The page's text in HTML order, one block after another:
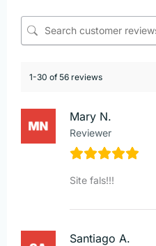
1-30 of 56 reviews
Mary N.
Reviewer
Site fals!!!
Santiago A.